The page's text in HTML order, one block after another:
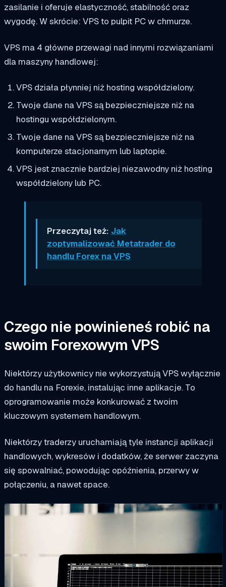
zasilanie i oferuje elastyczność, stabilność oraz
wygodę. W skrócie: VPS to pulpit PC w chmurze.
VPS ma 4 główne przewagi nad innymi rozwiązaniami
dla maszyny handlowej:
VPS działa płynniej niż hosting współdzielony.
Twoje dane na VPS są bezpieczniejsze niż na
hostingu współdzielonym.
Twoje dane na VPS są bezpieczniejsze niż na
komputerze stacjonarnym lub laptopie.
VPS jest znacznie bardziej niezawodny niż hosting
współdzielony lub PC.
Przeczytaj też: Jak
zoptymalizować Metatrader do
handlu Forex na VPS
Czego nie powinieneś robić na
swoim Forexowym VPS
Niektórzy użytkownicy nie wykorzystują VPS wyłącznie
do handlu na Forexie, instalując inne aplikacje. To
oprogramowanie może konkurować z twoim
kluczowym systemem handlowym.
Niektórzy traderzy uruchamiają tyle instancji aplikacji
handlowych, wykresów i dodatków, że serwer zaczyna
się spowalniać, powodując opóźnienia, przerwy w
połączeniu, a nawet space.